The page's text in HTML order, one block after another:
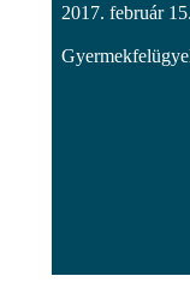
2017. február